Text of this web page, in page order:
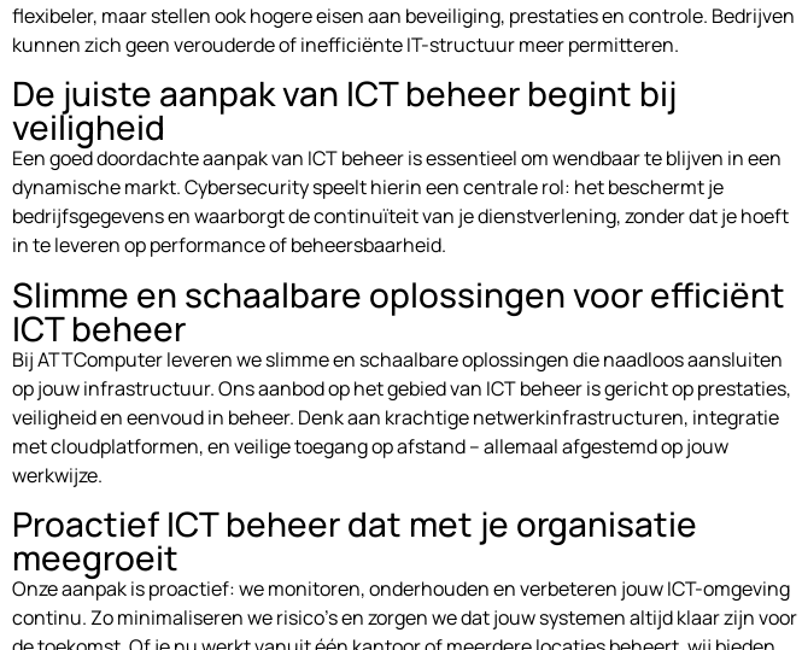
flexibeler, maar stellen ook hogere eisen aan beveiliging, prestaties en controle. Bedrijven
kunnen zich geen verouderde of inefficiënte IT-structuur meer permitteren.
De juiste aanpak van ICT beheer begint bij
veiligheid
Een goed doordachte aanpak van ICT beheer is essentieel om wendbaar te blijven in een
dynamische markt. Cybersecurity speelt hierin een centrale rol: het beschermt je
bedrijfsgegevens en waarborgt de continuïteit van je dienstverlening, zonder dat je hoeft
in te leveren op performance of beheersbaarheid.
Slimme en schaalbare oplossingen voor efficiënt
ICT beheer
Bij ATTComputer leveren we slimme en schaalbare oplossingen die naadloos aansluiten
op jouw infrastructuur. Ons aanbod op het gebied van ICT beheer is gericht op prestaties,
veiligheid en eenvoud in beheer. Denk aan krachtige netwerkinfrastructuren, integratie
met cloudplatformen, en veilige toegang op afstand – allemaal afgestemd op jouw
werkwijze.
Proactief ICT beheer dat met je organisatie
meegroeit
Onze aanpak is proactief: we monitoren, onderhouden en verbeteren jouw ICT-omgeving
continu. Zo minimaliseren we risico’s en zorgen we dat jouw systemen altijd klaar zijn voor